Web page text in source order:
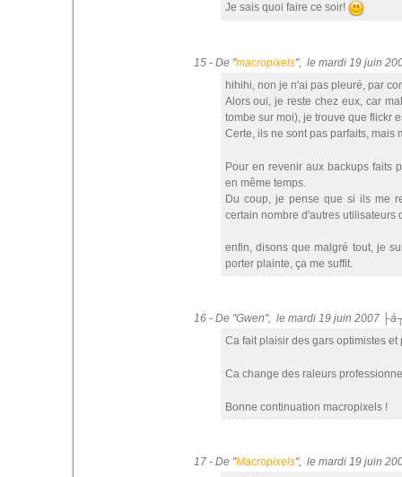
Je sais quoi faire ce soir!
15 - De "macropixels", le mardi 19 juin
hihihi, non je n'ai pas pleuré, par
Alors oui, je reste chez eux, car
tombe sur moi), je trouve que flickr
Certe, ils ne sont pas parfaits, mais
Pour en revenir aux backups faits
en même temps.
Du coup, je pense que si ils me
certain nombre d'autres utilisateurs
enfin, disons que malgré tout, je
porter plainte, ça me suffit.
16 - De "Gwen", le mardi 19 juin 2007
Ca fait plaisir des gars optimistes
Ca change des raleurs
Bonne continuation macropixels !
17 - De "Macropixels", le mardi 19 juin